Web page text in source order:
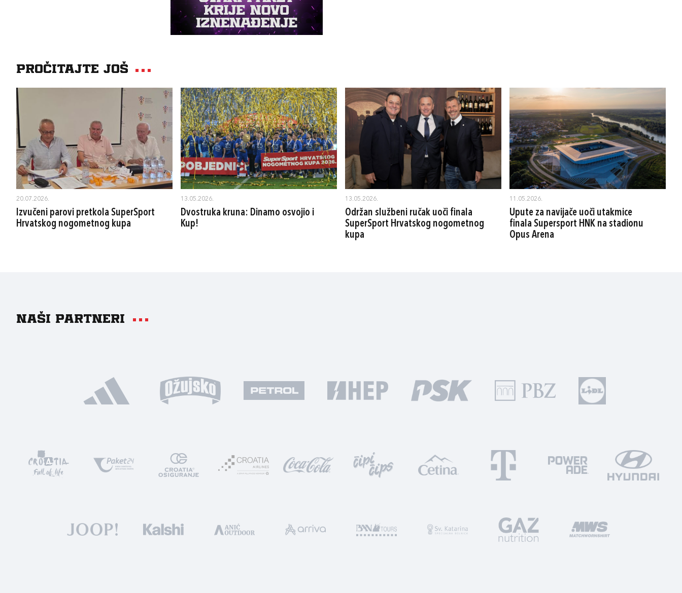
Pročitajte još
20.07.2026.
Izvučeni parovi pretkola SuperSport
Hrvatskog nogometnog kupa
13.05.2026.
Dvostruka kruna: Dinamo osvojio i
Kup!
13.05.2026.
Održan službeni ručak uoči finala
SuperSport Hrvatskog nogometnog
kupa
11.05.2026.
Upute za navijače uoči utakmice
finala Supersport HNK na stadionu
Opus Arena
Naši partneri